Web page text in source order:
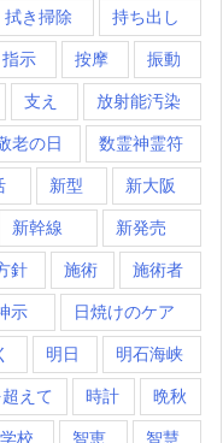
拭き掃除 持ち出し
指示 按摩 振動
支え 放射能汚染
老の日 数霊神霊符
新型 新大阪
新幹線 新発売
針 施術 施術者
示 日焼けのケア
明日 明石海峡
えて 時計 晩秋
校 智恵 智慧